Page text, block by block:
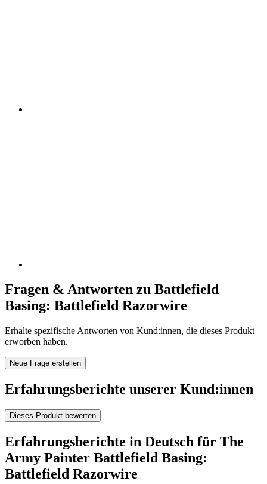
Fragen & Antworten zu Battlefield
Basing: Battlefield Razorwire
Erhalte spezifische Antworten von Kund:innen, die dieses Produkt
erworben haben.
Neue Frage erstellen
Erfahrungsberichte unserer Kund:innen
Dieses Produkt bewerten
Erfahrungsberichte in Deutsch für The
Army Painter Battlefield Basing:
Battlefield Razorwire